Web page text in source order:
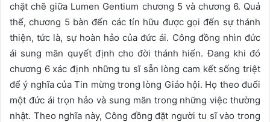
chặt chẽ giữa Lumen Gentium chương 5 và chương 6. Quả
thế, chương 5 bàn đến các tín hữu được gọi đến sự thánh
thiện, tức là, sự hoàn hảo của đức ái. Công đồng nhìn đức
ái sung mãn quyết định cho đời thánh hiến. Đang khi đó
chương 6 xác định những tu sĩ sẵn lòng cam kết sống triệt
để ý nghĩa của Tin mừng trong lòng Giáo hội. Họ theo đuổi
một đức ái trọn hảo và sung mãn trong những việc thường
nhật. Theo nghĩa này, Công đồng đặt người tu sĩ vào trong